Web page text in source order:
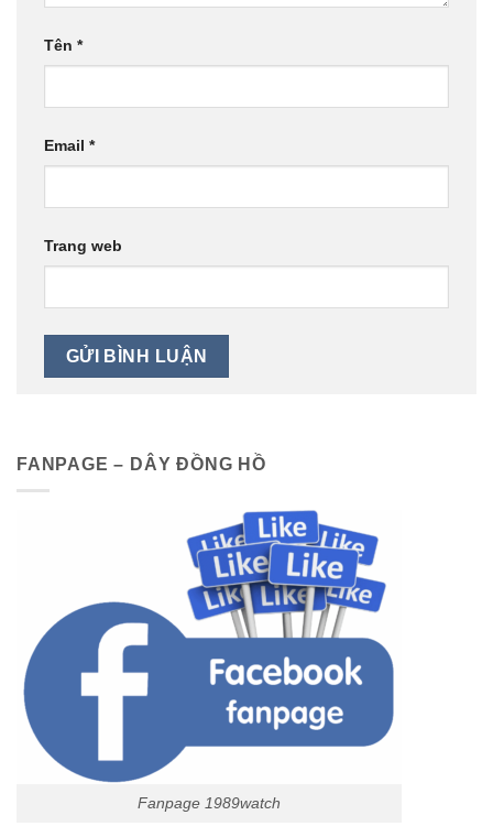
Tên *
Email *
Trang web
FANPAGE – DÂY ĐỒNG HỒ
Fanpage 1989watch